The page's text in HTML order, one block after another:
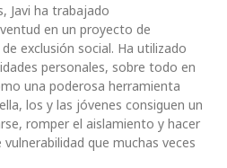
Javi ha trabajado
en un proyecto de
exclusión social. Ha utilizado
personales, sobre todo en
una poderosa herramienta
los y las jóvenes consiguen un
romper el aislamiento y hacer
que muchas veces